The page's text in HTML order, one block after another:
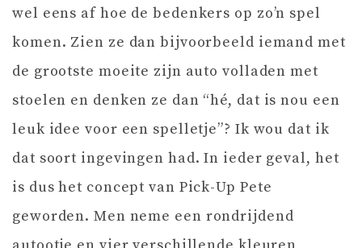
wel eens af hoe de bedenkers op zo’n spel
komen. Zien ze dan bijvoorbeeld iemand met
de grootste moeite zijn auto volladen met
stoelen en denken ze dan “hé, dat is nou een
leuk idee voor een spelletje”? Ik wou dat ik
dat soort ingevingen had. In ieder geval, het
is dus het concept van Pick-Up Pete
geworden. Men neme een rondrijdend